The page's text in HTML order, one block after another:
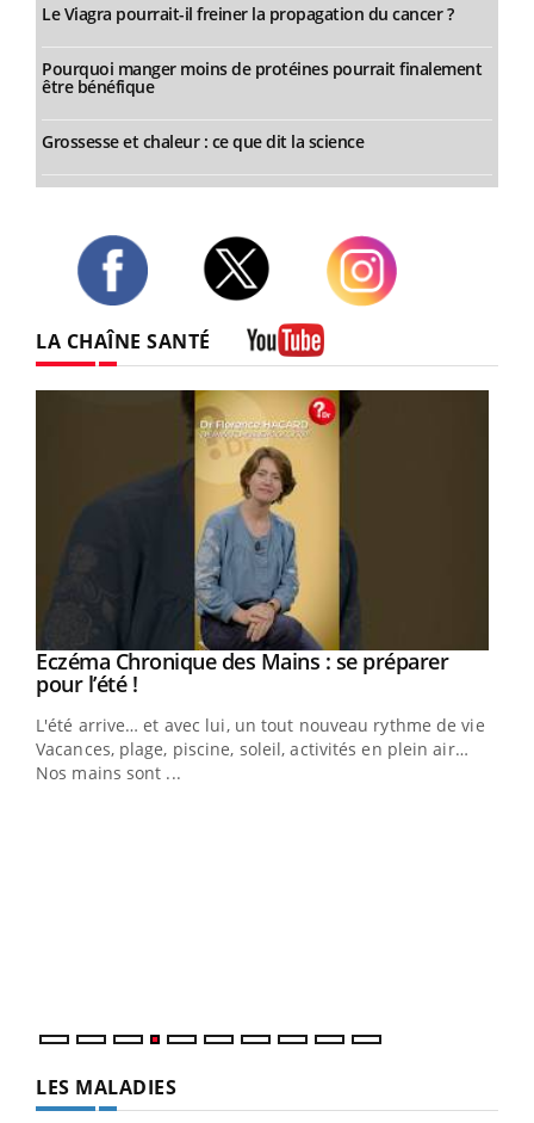
Le Viagra pourrait-il freiner la propagation du cancer ?
Pourquoi manger moins de protéines pourrait finalement
être bénéfique
Grossesse et chaleur : ce que dit la science
LA CHAÎNE SANTÉ
Youtube
Eczéma Chronique des Mains : se préparer
pour l’été !Youtube
L'été arrive… et avec lui, un tout nouveau rythme de vie !
Vacances, plage, piscine, soleil, activités en plein air…
Nos mains sont ...
LES MALADIES